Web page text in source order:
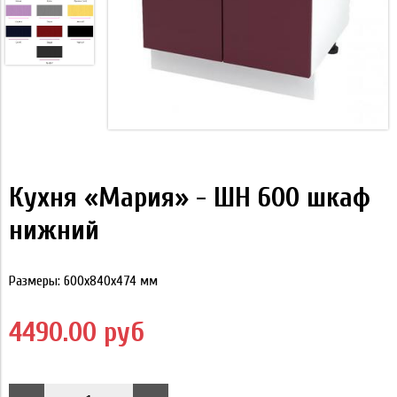
Кухня «Мария» - ШН 600 шкаф
нижний
Размеры: 600х840х474 мм
4490.00 руб